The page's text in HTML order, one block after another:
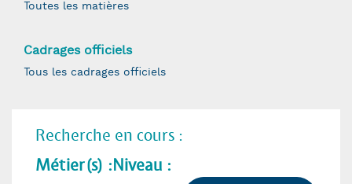
Cadrages officiels
Recherche en cours :
Métier(s) :Niveau :